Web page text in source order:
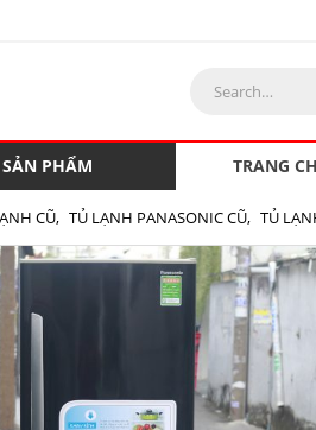
PHẨM TRANG
CŨ, TỦ LẠNH PANASONIC CŨ, TỦ